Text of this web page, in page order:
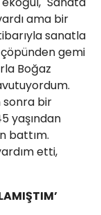
ama bir
sanatla
gemi
Boğaz
sonra bir
yaşından
battım.
etti,